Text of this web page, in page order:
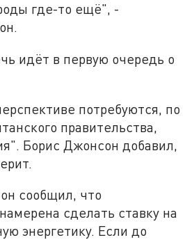
где-то ещё", -
идёт в первую очередь о
потребуются, по
правительства,
Борис Джонсон добавил,
сообщил, что
сделать ставку на
энергетику. Если до